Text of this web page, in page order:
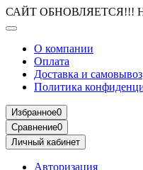
САЙТ ОБНОВЛЯЕТСЯ!!!
О компании
Оплата
Доставка и самовывоз
Политика
Избранное0
Сравнение0
Личный кабинет
Авторизация